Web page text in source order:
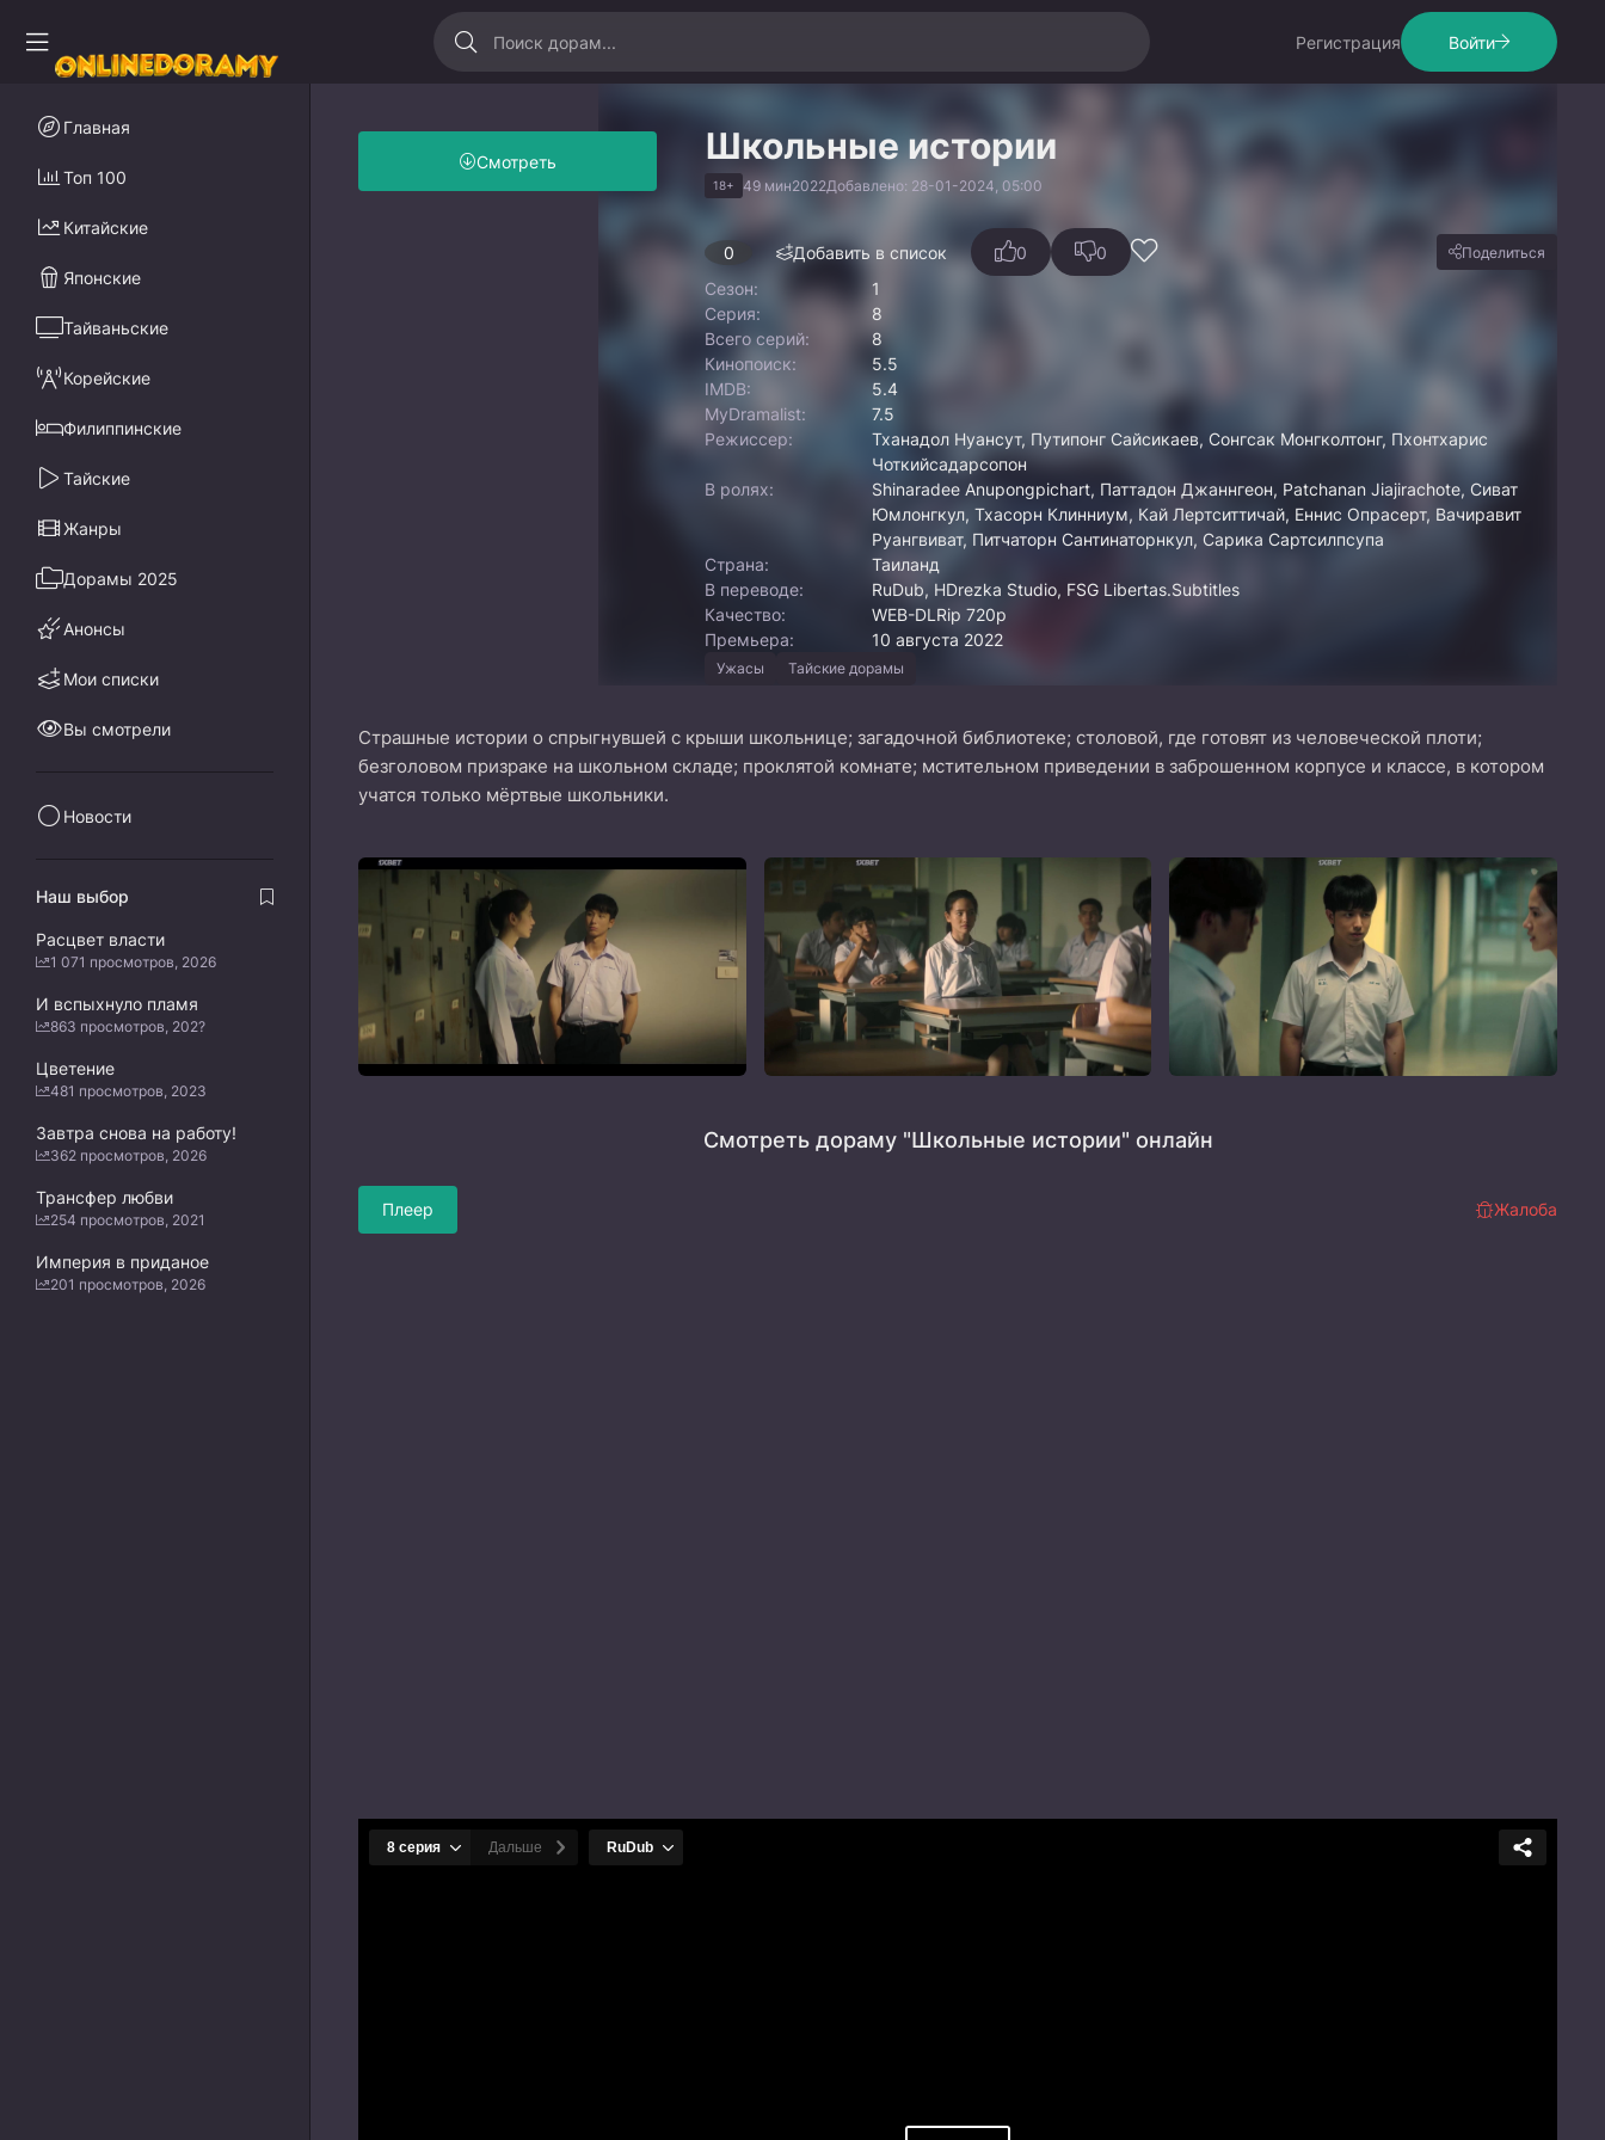
Регистрация Войти
Школьные истории
18+ 49 мин2022Добавлено: 28-01-2024, 05:00
Смотреть
0 Добавить в список 0 0 Поделиться
Сезон:
1
Серия:
8
Всего серий:
8
Кинопоиск:
5.5
IMDB:
5.4
MyDramalist:
7.5
Режиссер:
Тханадол Нуансут, Путипонг Сайсикаев, Сонгсак Монгколтонг, Пхонтхарис
Чоткийсадарсопон
В ролях:
Shinaradee Anupongpichart, Паттадон Джаннгеон, Patchanan Jiajirachote, Сиват
Юмлонгкул, Тхасорн Клинниум, Кай Лертситтичай, Еннис Опрасерт, Вачиравит
Руангвиват, Питчаторн Сантинаторнкул, Сарика Сартсилпсупа
Страна:
Таиланд
В переводе:
RuDub, HDrezka Studio, FSG Libertas.Subtitles
Качество:
WEB-DLRip 720p
Премьера:
10 августа 2022
Ужасы Тайские дорамы
Страшные истории о спрыгнувшей с крыши школьнице; загадочной библиотеке; столовой, где готовят из человеческой плоти;
безголовом призраке на школьном складе; проклятой комнате; мстительном приведении в заброшенном корпусе и классе, в котором
учатся только мёртвые школьники.
Смотреть дораму "Школьные истории" онлайн
Плеер Жалоба
Главная
Топ 100
Китайские
Японские
Тайваньские
Корейские
Филиппинские
Тайские
Жанры
Дорамы 2025
Анонсы
Мои списки
Вы смотрели
Новости
Наш выбор
Расцвет власти
1 071 просмотров, 2026
И вспыхнуло пламя
863 просмотров, 202?
Цветение
481 просмотров, 2023
Завтра снова на работу!
362 просмотров, 2026
Трансфер любви
254 просмотров, 2021
Империя в приданое
201 просмотров, 2026